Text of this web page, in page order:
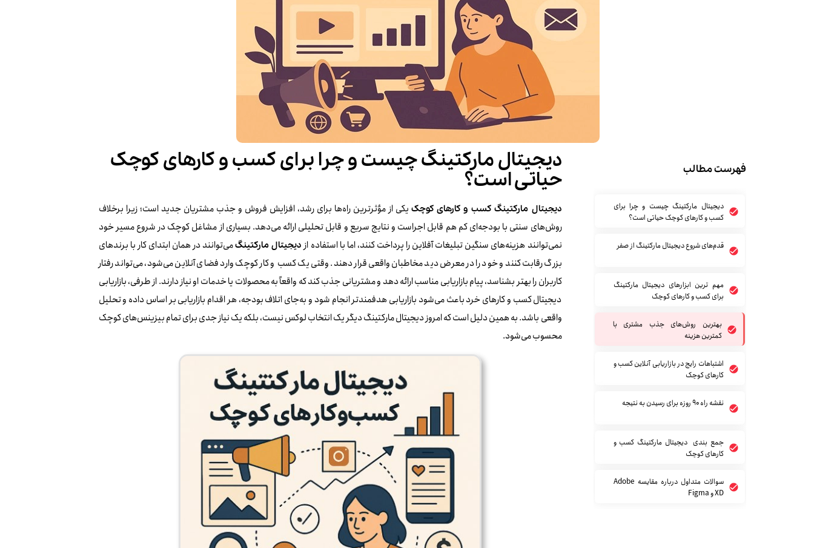
فهرست مطالب
دیجیتال مارکتینگ چیست و چرا برای
کسب‌ و کارهای کوچک حیاتی است؟
قدم‌های شروع دیجیتال مارکتینگ از صفر
مهم‌ ترین ابزارهای دیجیتال مارکتینگ
برای کسب‌ و کارهای کوچک
بهترین روش‌های جذب مشتری با
کمترین هزینه
اشتباهات رایج در بازاریابی آنلاین کسب‌ و
کارهای کوچک
نقشه راه ۹۰ روزه برای رسیدن به نتیجه
جمع‌ بندی دیجیتال مارکتینگ کسب‌ و
کارهای کوچک
سوالات متداول درباره مقایسه Adobe
XD و Figma
دیجیتال مارکتینگ چیست و چرا برای کسب‌ و کارهای کوچک
حیاتی است؟
دیجیتال مارکتینگ کسب‌ و کارهای کوچکیکی از مؤثرترین راه‌ها برای رشد، افزایش فروش و جذب مشتریان جدید است؛ زیرا برخلاف
روش‌های سنتی با بودجه‌ای کم هم قابل اجراست و نتایج سریع و قابل‌ تحلیلی ارائه می‌دهد. بسیاری از مشاغل کوچک در شروع مسیر خود
نمی‌توانند هزینه‌های سنگین تبلیغات آفلاین را پرداخت کنند، اما با استفاده از دیجیتال مارکتینگمی‌توانند در همان ابتدای کار با برندهای
بزرگ رقابت کنند و خود را در معرض دید مخاطبان واقعی قرار دهند. وقتی یک کسب‌ و کار کوچک وارد فضای آنلاین می‌شود، می‌تواند رفتار
کاربران را بهتر بشناسد، پیام بازاریابی مناسب ارائه دهد و مشتریانی جذب کند که واقعاً به محصولات یا خدمات او نیاز دارند. از طرفی، بازاریابی
دیجیتال کسب‌ و کارهای خرد باعث می‌شود بازاریابی هدفمندتر انجام شود و به‌جای اتلاف بودجه، هر اقدام بازاریابی بر اساس داده و تحلیل
واقعی باشد. به همین دلیل است که امروز دیجیتال مارکتینگ دیگر یک انتخاب لوکس نیست، بلکه یک نیاز جدی برای تمام بیزینس‌های کوچک
محسوب می‌شود.